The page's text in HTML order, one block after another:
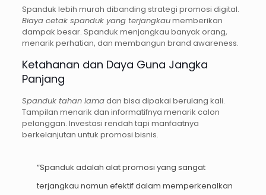
Spanduk lebih murah dibanding strategi promosi digital.
Biaya cetak spanduk yang terjangkaumemberikan
dampak besar. Spanduk menjangkau banyak orang,
menarik perhatian, dan membangun brand awareness.
Ketahanan dan Daya Guna Jangka
Panjang
Spanduk tahan lamadan bisa dipakai berulang kali.
Tampilan menarik dan informatifnya menarik calon
pelanggan. Investasi rendah tapi manfaatnya
berkelanjutan untuk promosi bisnis.
“Spanduk adalah alat promosi yang sangat
terjangkau namun efektif dalam memperkenalkan